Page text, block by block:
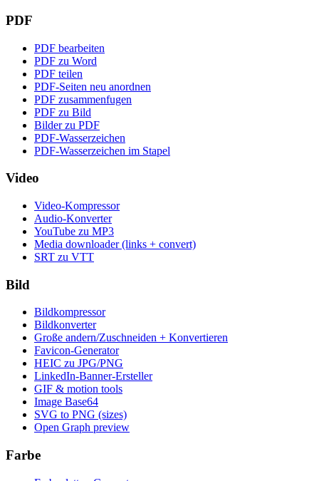
PDF
PDF bearbeiten
PDF zu Word
PDF teilen
PDF-Seiten neu anordnen
PDF zusammenfugen
PDF zu Bild
Bilder zu PDF
PDF-Wasserzeichen
PDF-Wasserzeichen im Stapel
Video
Video-Kompressor
Audio-Konverter
YouTube zu MP3
Media downloader (links + convert)
SRT zu VTT
Bild
Bildkompressor
Bildkonverter
Große andern/Zuschneiden + Konvertieren
Favicon-Generator
HEIC zu JPG/PNG
LinkedIn-Banner-Ersteller
GIF & motion tools
Image Base64
SVG to PNG (sizes)
Open Graph preview
Farbe